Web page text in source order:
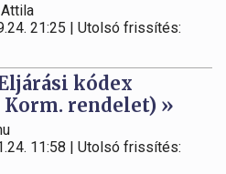
21:25 | Utolsó frissítés:
kódex
Korm. rendelet) »
11:58 | Utolsó frissítés: